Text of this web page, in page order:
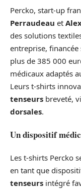
Percko, start-up
Perraudeau et
des solutions
entreprise,
plus de 385 000
médicaux adaptés
Leurs t-shirts
tenseurs breveté,
dorsales.
Un dispositif
Les t-shirts Percko
en tant que
tenseurs intégré